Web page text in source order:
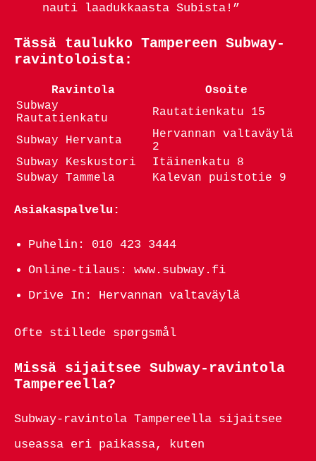
nauti laadukkaasta Subista!”
Tässä taulukko Tampereen Subway-
ravintoloista:
Ravintola
Osoite
Subway
Rautatienkatu
Rautatienkatu 15
Subway Hervanta
Hervannan valtaväylä
2
Subway Keskustori
Itäinenkatu 8
Subway Tammela
Kalevan puistotie 9
Asiakaspalvelu:
Puhelin: 010 423 3444
Online-tilaus: www.subway.fi
Drive In: Hervannan valtaväylä
Ofte stillede spørgsmål
Missä sijaitsee Subway-ravintola
Tampereella?
Subway-ravintola Tampereella sijaitsee
useassa eri paikassa, kuten